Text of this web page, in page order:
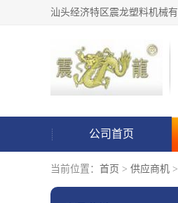
公司首页
当前位置： 首页 > 供应商机 >